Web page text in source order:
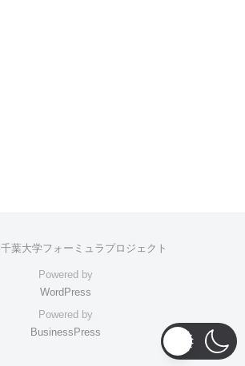
千葉大学フォーミュラプロジェクト
Powered by
WordPress
Powered by
BusinessPress